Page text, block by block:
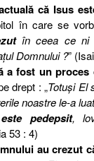
că Isus
în care se
în ceea ce ni
Domnului ?”
a fost un proces
drept : „Totuşi El
noastre le-a
pedepsit,
53 : 4)
au crezut